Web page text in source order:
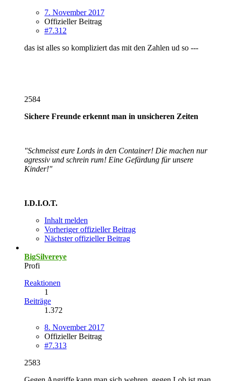
7. November 2017
Offizieller Beitrag
#7.312
das ist alles so kompliziert das mit den Zahlen ud so ---
2584
Sichere Freunde erkennt man in unsicheren Zeiten
"Schmeisst eure Lords in den Container! Die machen nur
agressiv und schrein rum! Eine Gefärdung für unsere
Kinder!"
I.D.I.O.T.
Inhalt melden
Vorheriger offizieller Beitrag
Nächster offizieller Beitrag
BigSilvereye
Profi
Reaktionen
1
Beiträge
1.372
8. November 2017
Offizieller Beitrag
#7.313
2583